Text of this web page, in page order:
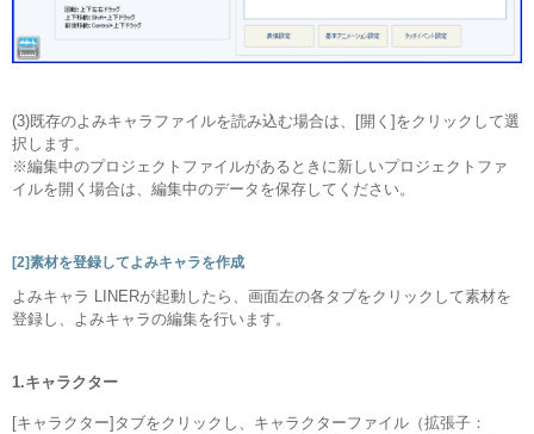
(3)既存のよみキャラファイルを読み込む場合は、[開く]をクリックして選
択します。
※編集中のプロジェクトファイルがあるときに新しいプロジェクトファ
イルを開く場合は、編集中のデータを保存してください。
[2]素材を登録してよみキャラを作成
よみキャラ LINERが起動したら、画面左の各タブをクリックして素材を
登録し、よみキャラの編集を行います。
1.キャラクター
[キャラクター]タブをクリックし、キャラクターファイル（拡張子：